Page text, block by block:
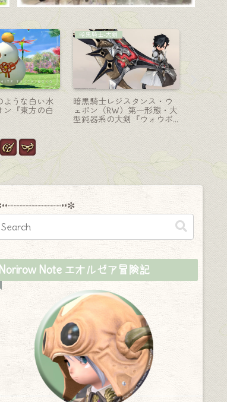
ジャイアント
ミニオン『シ
ピルグリム・
マウント
からあげ大好き！黒いデブ
チョコボのマウント『でぶ
黒チョコボ』
極ゼレ
Norirow Note エオルゼア冒険記